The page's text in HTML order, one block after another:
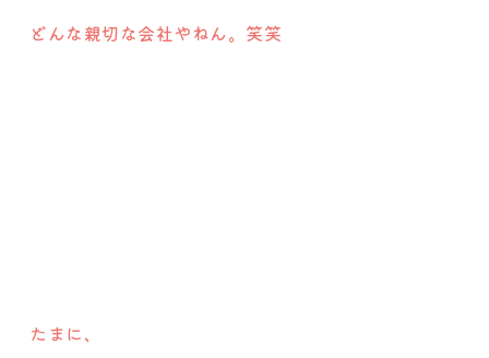
どんな親切な会社やねん。笑笑
たまに、